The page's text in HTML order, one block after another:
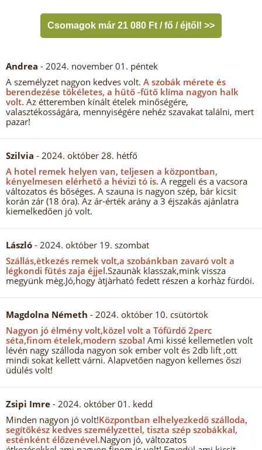
Csomagok már 21 080 Ft / fő / éjtől! >>
Andrea - 2024. november 01. péntek
A személyzet nagyon kedves volt. A szobák mérete és
berendezése tökéletes, a hűtő -fűtő klíma nagyon halk
volt. Az étteremben kínált ételek minőségére,
valasztékosságára, mennyiségére nehéz szavakat találni, mert
pazar!
Szilvia - 2024. október 28. hétfő
A hotel remek helyen van, teljesen a központban,
kényelmesen elérhető a hévizi tó is. A reggeli és a vacsora
változatos és bőséges. A szauna is nagyon szép, bár kicsit
korán zár (18 óra). Az ár-érték arány a 3 éjszakás ajánlatra
kiemelkedően jó volt.
László - 2024. október 19. szombat
Szállás,ètkezés remek volt,a szobánkban zavaró volt a
légkondi fütés zaja éjjel.Szaunàk klasszak,mink vissza
megyünk mèg.Jó,hogy àtjàrható fedett részen a korhàz fürdöi.
Magdolna Németh - 2024. október 10. csütörtök
Nagyon jó élmény volt,közel volt a Tófürdő 2perc
séta,finom ételek,modern szoba! Ami kissé kellemetlen volt
lévén nagy szálloda nagyon sok ember volt és 2db lift ,ott
mindi sokat kellett várni. Alapvetően nagyon kellemes őszi
üdülés volt!
Zsipi Imre - 2024. október 01. kedd
Minden nagyon jó volt!Központban elhelyezkedő szálloda,
segítőkész kedves személyzettel, tiszta szép szobákkal,
esténként élőzenével.Nagyon jó, változatos